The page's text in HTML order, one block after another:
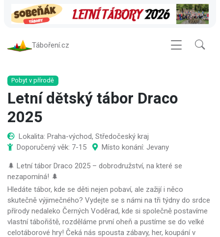
Táboření.cz
Pobyt v přírodě
Letní dětský tábor Draco
2025
Lokalita: Praha-východ, Středočeský kraj
Doporučený věk: 7-15
Místo konání: Jevany
🌲 Letní tábor Draco 2025 – dobrodružství, na které se
nezapomíná! 🌲
Hledáte tábor, kde se děti nejen pobaví, ale zažijí i něco
skutečně výjimečného? Vydejte se s námi na tři týdny do srdce
přírody nedaleko Černých Voděrad, kde si společně postavíme
vlastní tábořiště, rozděláme první oheň a pustíme se do velké
celotáborové hry! Čeká nás spousta zábavy, her, koupání v